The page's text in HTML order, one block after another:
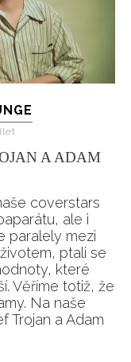
A ADAM
coverstars
ale i
paralely mezi
ptali se
které
Věříme totiž, že
Na naše
Trojan a Adam